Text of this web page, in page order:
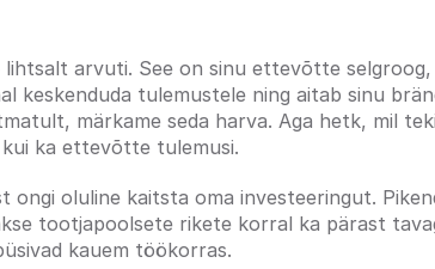
lihtsalt arvuti. See on sinu ettevõtte
keskenduda tulemustele ning aitab sinu
märkame seda harva. Aga hetk, mil
ka ettevõtte tulemusi.
ongi oluline kaitsta oma investeeringut.
tootjapoolsete rikete korral ka pärast
kauem töökorras.